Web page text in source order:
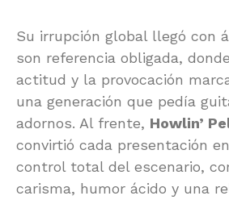
Su irrupción global llegó con
son referencia obligada,
actitud y la provocación
una generación que pedía
adornos. Al frente, Howlin’
convirtió cada presentación
control total del escenario,
carisma, humor ácido y una